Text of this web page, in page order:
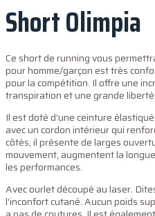
Short Olimpia
Ce short de running vous
pour homme/garçon est très
pour la compétition. Il offre une
transpiration et une grande
Il est doté d’une ceinture
avec un cordon intérieur qui
côtés, il présente de larges
mouvement, augmentent la
les performances.
Avec ourlet découpé au laser.
l’inconfort cutané. Aucun poids